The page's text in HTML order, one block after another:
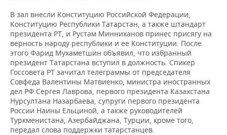
В зал внесли Конституцию Российской Федерации,
Конституцию Республики Татарстан, а также штандарт
президента РТ, и Рустам Минниханов принес присягу на
верность народу республики и ее Конституции. После
этого Фарид Мухаметшин объявил, что избранный
президент Татарстана вступил в должность. Спикер
Госсовета РТ зачитал телеграммы от председателя
Совфеда Валентины Матвиенко, министра иностранных
дел РФ Сергея Лаврова, первого президента Казахстана
Нурсултана Назарбаева, супруги первого президента
России Наины Ельциной, а также руководителей
Туркменистана, Азербайджана, Турции, кроме того,
передал слова поддержки татарстанцев.